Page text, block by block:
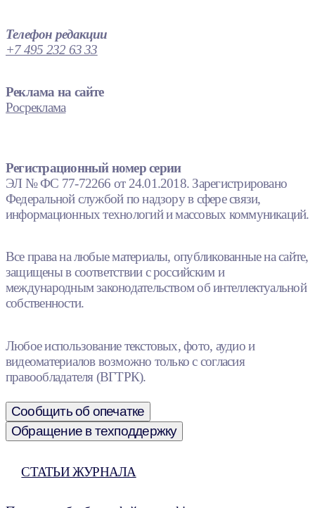
Телефон редакции
+7 495 232 63 33
Реклама на сайте
Росреклама
Регистрационный номер серии
ЭЛ № ФС 77-72266 от 24.01.2018. Зарегистрировано
Федеральной службой по надзору в сфере связи,
информационных технологий и массовых коммуникаций.
Все права на любые материалы, опубликованные на сайте,
защищены в соответствии с российским и
международным законодательством об интеллектуальной
собственности.
Любое использование текстовых, фото, аудио и
видеоматериалов возможно только с согласия
правообладателя (ВГТРК).
Сообщить об опечатке
Обращение в техподдержку
СТАТЬИ ЖУРНАЛА